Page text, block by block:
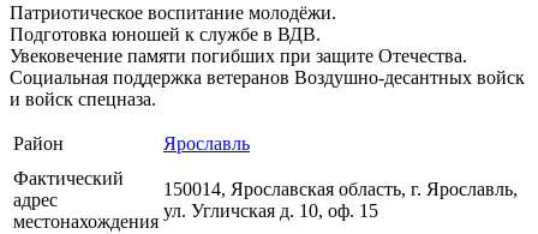
Патриотическое воспитание молодёжи.
Подготовка юношей к службе в ВДВ.
Увековечение памяти погибших при защите Отечества.
Социальная поддержка ветеранов Воздушно-десантных войск
и войск спецназа.
Район
Ярославль
Фактический
адрес
местонахождения
150014, Ярославская область, г. Ярославль,
ул. Угличская д. 10, оф. 15